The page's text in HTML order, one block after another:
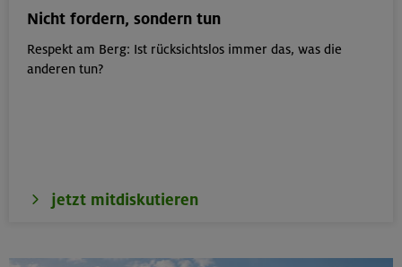
2287 m
24.-28.08.26
Nicht fordern, sondern tun
Respekt am Berg: Ist rücksichtslos immer das, was die
anderen tun?
jetzt mitdiskutieren